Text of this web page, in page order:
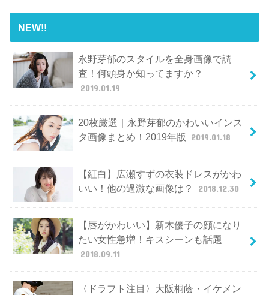
NEW!!
永野芽郁のスタイルを全身画像で調
査！何頭身か知ってますか？
2019.01.19
20枚厳選｜永野芽郁のかわいいインス
タ画像まとめ！2019年版
2019.01.18
【紅白】広瀬すずの衣装ドレスがかわ
いい！他の過激な画像は？
2018.12.30
【唇がかわいい】新木優子の顔になり
たい女性急増！キスシーンも話題
2018.09.11
〈ドラフト注目〉大阪桐蔭・イケメン